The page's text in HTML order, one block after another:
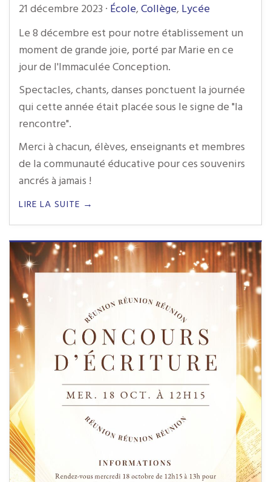
21 décembre 2023 · École, Collège, Lycée
Le 8 décembre est pour notre établissement un
moment de grande joie, porté par Marie en ce
jour de l'Immaculée Conception.
Spectacles, chants, danses ponctuent la journée
qui cette année était placée sous le signe de "la
rencontre".
Merci à chacun, élèves, enseignants et membres
de la communauté éducative pour ces souvenirs
ancrés à jamais !
LIRE LA SUITE →